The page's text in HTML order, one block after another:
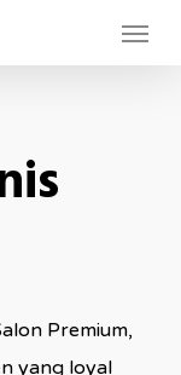
Menu
Premium,
yang loyal